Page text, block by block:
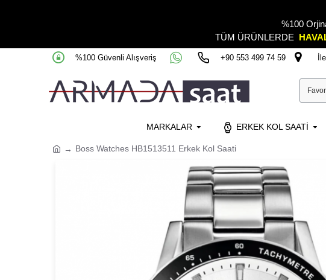
%100
TÜM ÜRÜNLERDE
%100 Güvenli Alışveriş +90 553 499 74 59
MARKALAR ERKEK KOL SAATI
Boss Watches HB1513511 Erkek Kol Saati